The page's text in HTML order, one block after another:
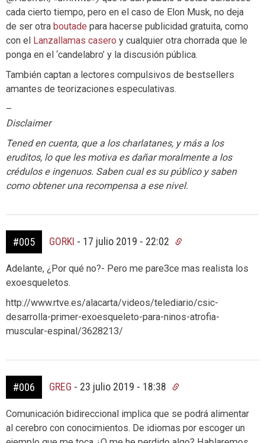
cada cierto tiempo, pero en el caso de Elon Musk, no deja
de ser otra boutade para hacerse publicidad gratuita, como
con el
Lanzallamas casero y cualquier otra chorrada que le
ponga en el ‘candelabro’ y la discusión pública.
También captan a lectores compulsivos de bestsellers
amantes de teorizaciones especulativas.
–
Disclaimer
Tened en cuenta, que a los charlatanes, y más a los
eruditos, lo que les motiva es dañar moralmente a los
crédulos e ingenuos. Saben cual es su público y saben
como obtener una recompensa a ese nivel.
#005 GORKI - 17 julio 2019 - 22:02
Adelante, ¿Por qué no?- Pero me pare3ce mas realista los
exoesqueletos.
http://www.rtve.es/alacarta/videos/telediario/csic-
desarrolla-primer-exoesqueleto-para-ninos-atrofia-
muscular-espinal/3628213/
#006 GREG - 23 julio 2019 - 18:38
Comunicación bidireccional implica que se podrá alimentar
al cerebro con conocimientos. De idiomas por escoger un